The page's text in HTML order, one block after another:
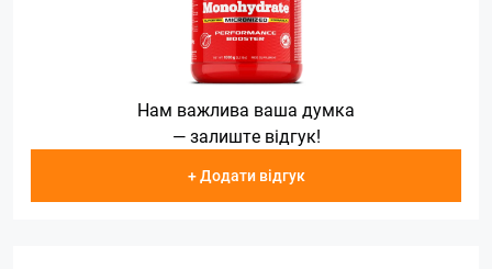
Нам важлива ваша думка
— залиште відгук!
+ Додати відгук